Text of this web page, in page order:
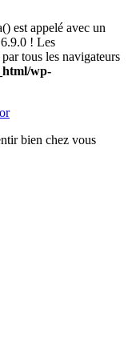
est appelé avec un
! Les
tous les navigateurs
wp-
bien chez vous